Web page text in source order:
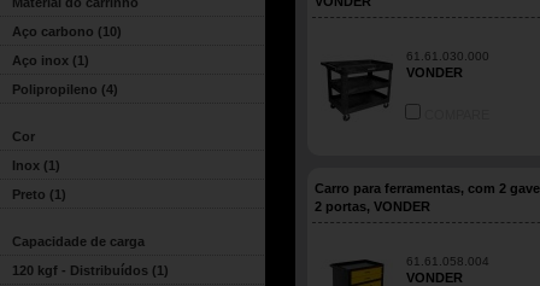
Aço carbono (10)
Aço inox (1)
Polipropileno (4)
Cor
Inox (1)
Preto (1)
Capacidade de carga
120 kgf - Distribuídos (1)
61.61.030.000
VONDER
Carro para ferramentas, com 2
2 portas, VONDER
61.61.058.004
VONDER